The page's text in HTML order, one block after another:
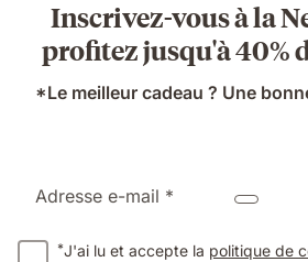
Inscrivez-vous à la
profitez jusqu'à 40%
*Le meilleur cadeau ? Une
Adresse e-mail *
*J'ai lu et accepte la politique de